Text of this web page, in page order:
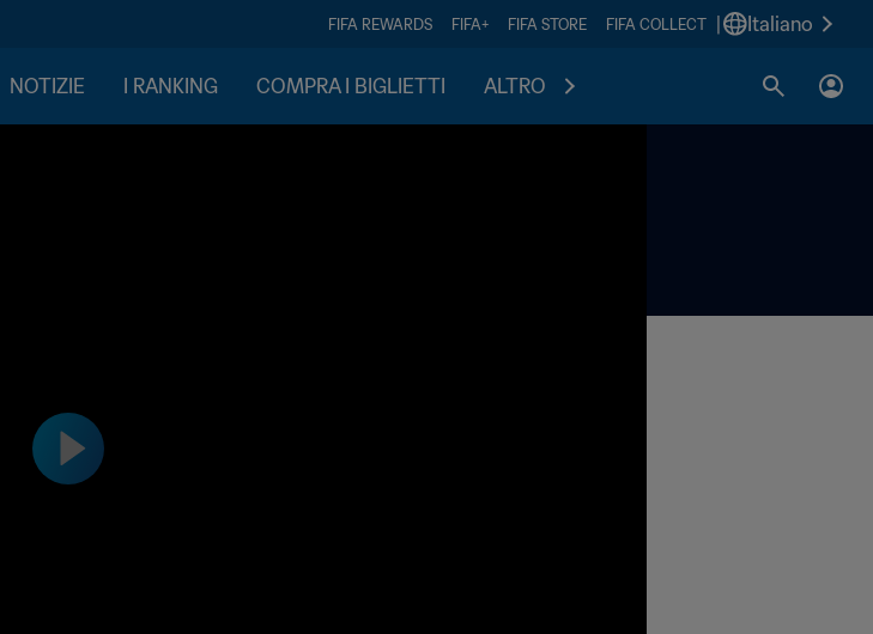
FIFA REWARDS FIFA+ FIFA STORE FIFA COLLECT Italiano
NOTIZIE I RANKING COMPRA I BIGLIETTI ALTRO